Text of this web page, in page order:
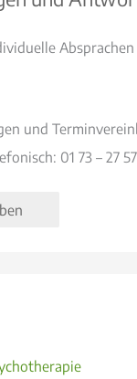
und
01 73 – 27